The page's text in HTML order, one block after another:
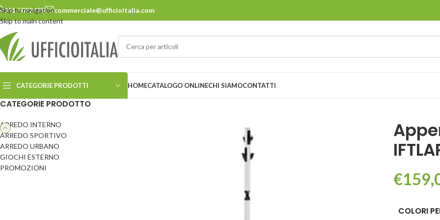
Skip to navigation
Skip to main content
351.5022428 commerciale@ufficioitalia.com
CATEGORIE PRODOTTI
ARREDO URBANO
Cestini
HOMECATALOGO ONLINECHI SIAMOCONTATTI
CATEGORIE PRODOTTO
ARREDO INTERNO
ARREDO SPORTIVO
ARREDO URBANO
GIOCHI ESTERNO
PROMOZIONI
€
COLORI